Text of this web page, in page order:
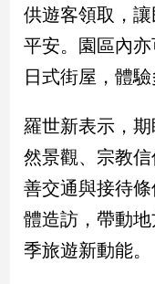
投
稿
區
【我
的
觀
點】
供遊客領取，
平安。園區內
日式街屋，體驗
羅世新表示，
然景觀、宗教
善交通與接待
體造訪，帶動
季旅遊新動能。